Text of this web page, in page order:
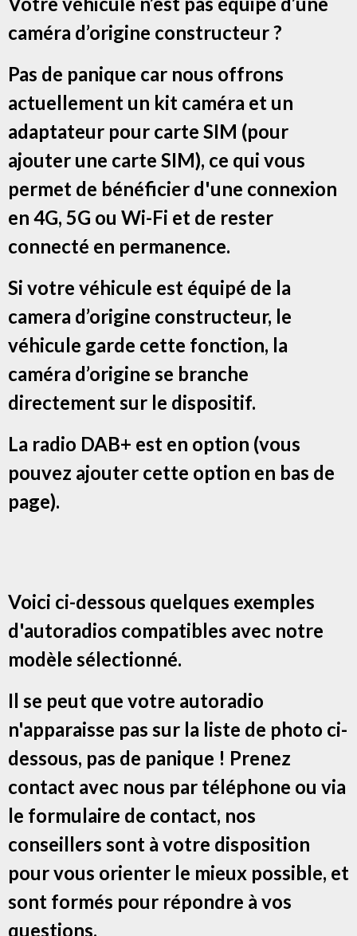
caméra d’origine constructeur ?
Pas de panique car nous offrons
actuellement un kit caméra et un
adaptateur pour carte SIM (pour
ajouter une carte SIM), ce qui vous
permet de bénéficier d'une connexion
en 4G, 5G ou Wi-Fi et de rester
connecté en permanence.
Si votre véhicule est équipé de la
camera d’origine constructeur, le
véhicule garde cette fonction, la
caméra d’origine se branche
directement sur le dispositif.
La radio DAB+ est en option (vous
pouvez ajouter cette option en bas de
page).
Voici ci-dessous quelques exemples
d'autoradios compatibles avec notre
modèle sélectionné.
Il se peut que votre autoradio
n'apparaisse pas sur la liste de photo ci-
dessous, pas de panique ! Prenez
contact avec nous par téléphone ou via
le formulaire de contact, nos
conseillers sont à votre disposition
pour vous orienter le mieux possible, et
sont formés pour répondre à vos
questions.